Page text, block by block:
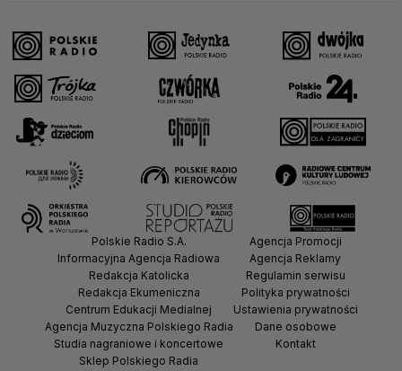
Polskie Radio S.A.
Informacyjna Agencja Radiowa
Redakcja Katolicka
Redakcja Ekumeniczna
Centrum Edukacji Medialnej
Agencja Muzyczna Polskiego Radia
Studia nagraniowe i koncertowe
Sklep Polskiego Radia
Agencja Promocji
Agencja Reklamy
Regulamin serwisu
Polityka prywatności
Ustawienia prywatności
Dane osobowe
Kontakt